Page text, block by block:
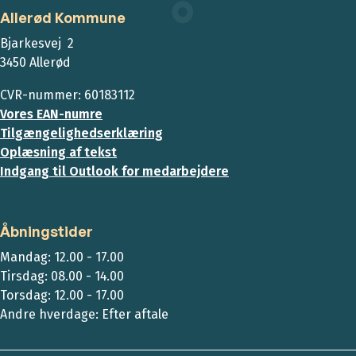
Allerød Kommune
Bjarkesvej 2
3450 Allerød
CVR-nummer: 60183112
Vores EAN-numre
Tilgængelighedserklæring
Oplæsning af tekst
Indgang til Outlook for medarbejdere
Åbningstider
Mandag: 12.00 - 17.00
Tirsdag: 08.00 - 14.00
Torsdag: 12.00 - 17.00
Andre hverdage: Efter aftale